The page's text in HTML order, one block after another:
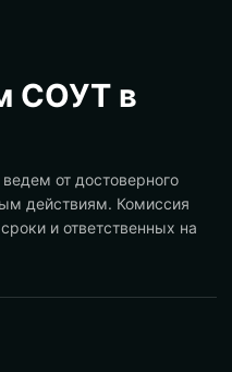
СОУТ в
от достоверного
действиям. Комиссия
и ответственных на